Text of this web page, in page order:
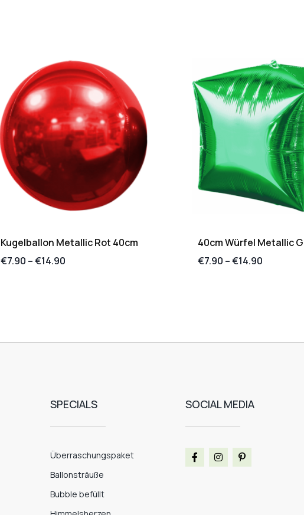
Kugelballon Metallic Rot 40cm
€7.90 –€14.90
40cm Würfel Metallic
€7.90 –€14.90
SPECIALS
Überraschungspaket
Ballonsträuße
Bubble befüllt
SOCIAL MEDIA